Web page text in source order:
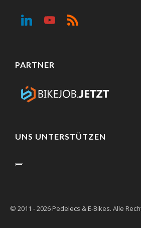
PARTNER
UNS UNTERSTÜTZEN
© 2011 - 2026 Pedelecs & E-Bikes. Alle